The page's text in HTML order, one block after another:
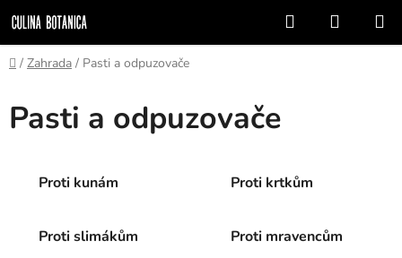
na
obsah
Hledat
KOŠÍK
Domů
/ Zahrada / Pasti a odpuzovače
Pasti a odpuzovače
Proti kunám Proti krtkům
Proti slimákům Proti mravencům